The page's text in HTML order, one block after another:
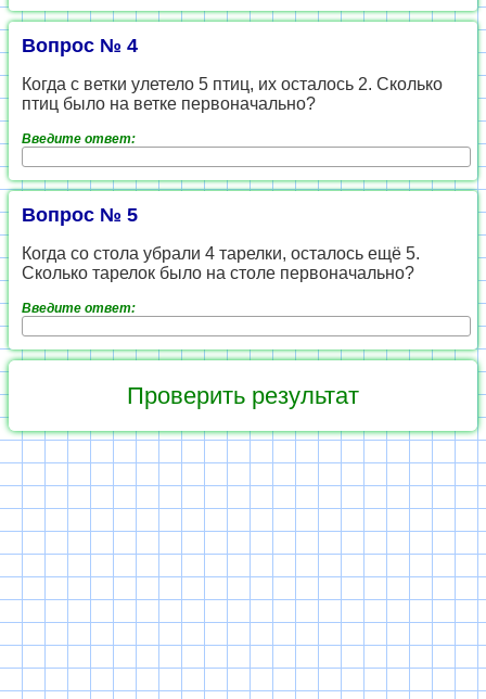
Вопрос № 4
Когда с ветки улетело 5 птиц, их осталось 2. Сколько
птиц было на ветке первоначально?
Введите ответ:
Вопрос № 5
Когда со стола убрали 4 тарелки, осталось ещё 5.
Сколько тарелок было на столе первоначально?
Введите ответ: